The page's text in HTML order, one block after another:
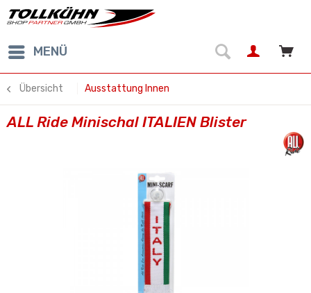
MENÜ
Übersicht Ausstattung Innen
ALL Ride Minischal ITALIEN Blister